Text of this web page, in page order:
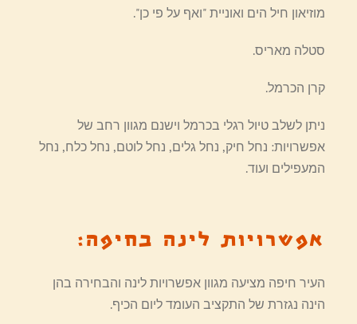
מוזיאון חיל הים ואוניית "ואף על פי כן".
סטלה מאריס.
קרן הכרמל.
ניתן לשלב טיול רגלי בכרמל וישנם מגוון רחב של
אפשרויות: נחל חיק, נחל גלים, נחל לוטם, נחל כלח, נחל
המעפילים ועוד.
אפשרויות לינה בחיפה:
העיר חיפה מציעה מגוון אפשרויות לינה והבחירה בהן
הינה נגזרת של התקציב העומד ליום הכיף.